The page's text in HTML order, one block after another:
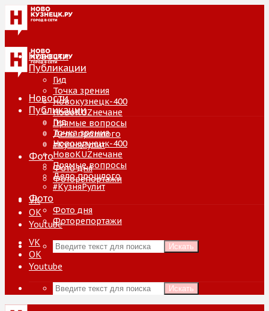
Новости
Публикации
Гид
Точка зрения
Новокузнецк-400
НовоKUZнечане
Прямые вопросы
Дело прошлого
#КузняРулит
Фото
Фото дня
Фоторепортажи
VK
ОК
Youtube
Искать
Новости
Публикации
Гид
Точка зрения
Новокузнецк-400
НовоKUZнечане
Прямые вопросы
Дело прошлого
#КузняРулит
Фото
Фото дня
Фоторепортажи
VK
ОК
Youtube
Искать